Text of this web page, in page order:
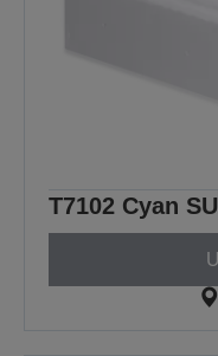
T7102 Cyan